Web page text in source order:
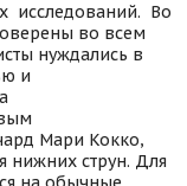
исследований. Во
во всем
нуждались в
и
Мари Кокко,
нижних струн. Для